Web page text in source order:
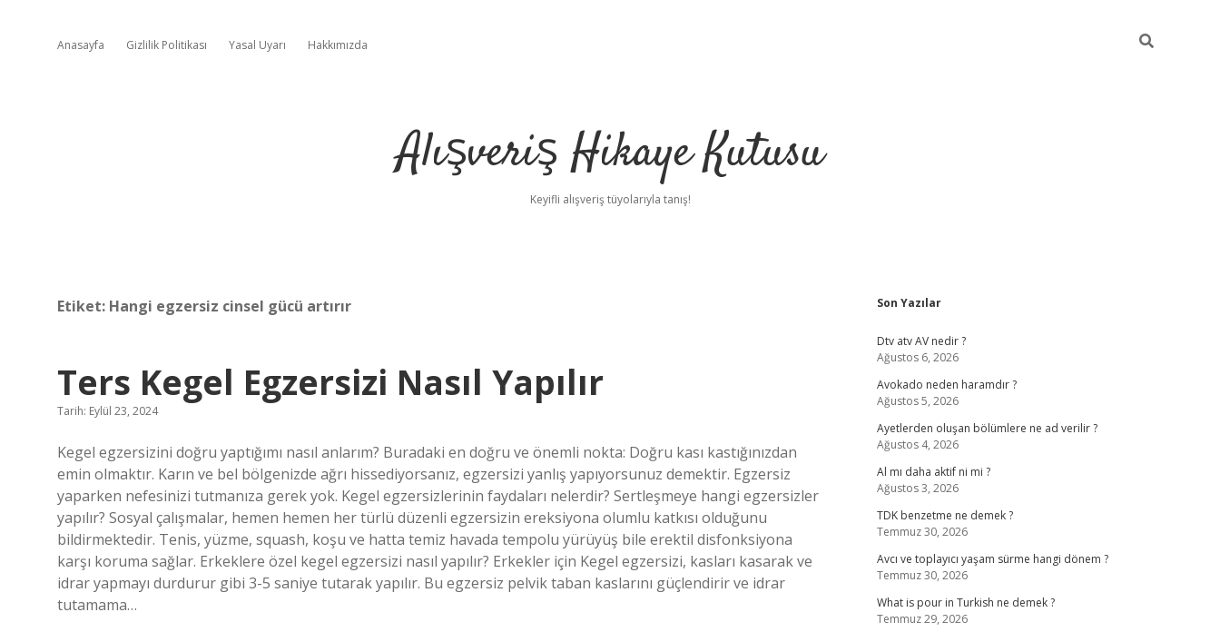
Anasayfa Gizlilik Politikası Yasal Uyarı Hakkımızda
Alışveriş Hikaye Kutusu
Keyifli alışveriş tüyolarıyla tanış!
Etiket: Hangi egzersiz cinsel gücü artırır
Ters Kegel Egzersizi Nasıl Yapılır
Tarih: Eylül 23, 2024
Kegel egzersizini doğru yaptığımı nasıl anlarım? Buradaki en doğru ve önemli nokta: Doğru kası kastığınızdan
emin olmaktır. Karın ve bel bölgenizde ağrı hissediyorsanız, egzersizi yanlış yapıyorsunuz demektir. Egzersiz
yaparken nefesinizi tutmanıza gerek yok. Kegel egzersizlerinin faydaları nelerdir? Sertleşmeye hangi egzersizler
yapılır? Sosyal çalışmalar, hemen hemen her türlü düzenli egzersizin ereksiyona olumlu katkısı olduğunu
bildirmektedir. Tenis, yüzme, squash, koşu ve hatta temiz havada tempolu yürüyüş bile erektil disfonksiyona
karşı koruma sağlar. Erkeklere özel kegel egzersizi nasıl yapılır? Erkekler için Kegel egzersizi, kasları kasarak ve
idrar yapmayı durdurur gibi 3-5 saniye tutarak yapılır. Bu egzersiz pelvik taban kaslarını güçlendirir ve idrar
tutamama…
Sidebar
Son Yazılar
Dtv atv AV nedir ?
Ağustos 6, 2026
Avokado neden haramdır ?
Ağustos 5, 2026
Ayetlerden oluşan bölümlere ne ad verilir ?
Ağustos 4, 2026
Al mı daha aktif ni mi ?
Ağustos 3, 2026
TDK benzetme ne demek ?
Temmuz 30, 2026
Avcı ve toplayıcı yaşam sürme hangi dönem ?
Temmuz 30, 2026
What is pour in Turkish ne demek ?
Temmuz 29, 2026